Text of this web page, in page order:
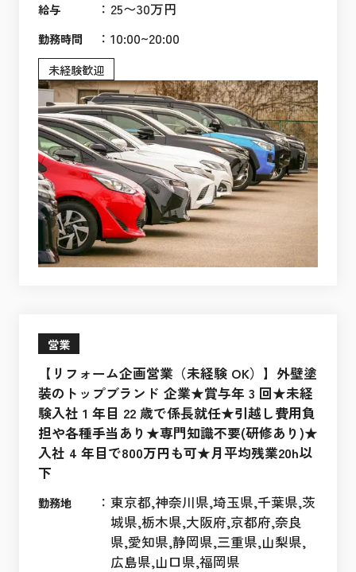
給与 ： 25〜30万円
勤務時間 ： 10:00~20:00
未経験歓迎
営業
【リフォーム企画営業（未経験 OK）】外壁塗
装のトップブランド 企業★賞与年 3 回★未経
験入社 1 年目 22 歳で係長就任★引越し費用負
担や各種手当あり★専門知識不要(研修あり)★
入社 4 年目で800万円も可★月平均残業20h以
下
勤務地 ： 東京都,神奈川県,埼玉県,千葉県,茨
城県,栃木県,大阪府,京都府,奈良
県,愛知県,静岡県,三重県,山梨県,
広島県,山口県,福岡県